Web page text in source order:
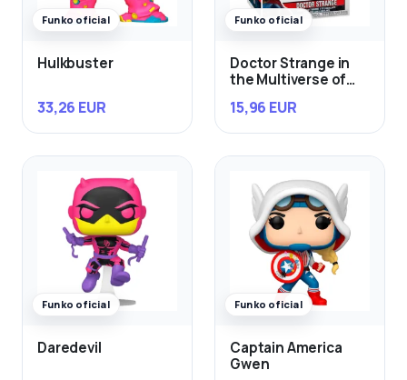
Funko oficial
Hulkbuster
33,26 EUR
Funko oficial
Doctor Strange in
the Multiverse of
15,96 EUR
Funko oficial
Daredevil
Funko oficial
Captain America
Gwen